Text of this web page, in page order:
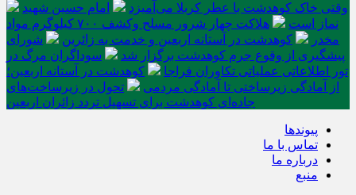
وقتی خاک کوهدشت با عطر کربلا می‌آمیزد
امام حسین شهید
نماز است
هلاکت چهار شرور مسلح وکشف ۷۰۰ کیلوگرم مواد
مخدر
کوهدشت در آستانه اربعین و خدمت‌ به زائرین
شورای
پیشگیری از وقوع جرم کوهدشت برگزار شد
سوداگران مرگ در
تور اطلاعاتی عملیاتی تکاوران فراجا
کوهدشت در آستانه اربعین؛
از آمادگی زیرساختی تا آمادگی مردمی
تحول در زیرساخت‌های
جاده‌ای کوهدشت برای تسهیل تردد زائران اربعین
پیوندها
تماس با ما
درباره ما
منبع